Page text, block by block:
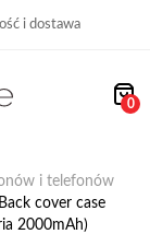
i dostawa
0
i telefonów
Back cover case
2000mAh)